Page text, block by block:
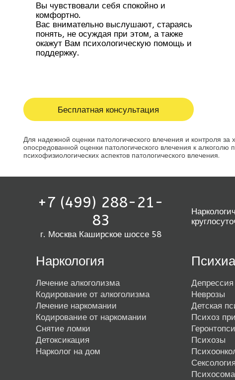
Вы чувствовали себя спокойно и
комфортно.
Вас внимательно выслушают, стараясь
понять, не осуждая при этом, а также
окажут Вам психологическую помощь и
поддержку.
Бесплатная консультация
Для надежной оценки патологического влечения и контроля
опосредованной оценки патологического влечения к
психофизиологических аспектов патологического влечения.
+7 (499) 288-21-
83
г. Москва Каширское шоссе 58
Наркология
Лечение алкоголизма
Кодирование от алкоголизма
Лечение наркомании
Кодирование от наркомании
Снятие ломки
Детоксикация
Нарколог на дом
Депрессия
Неврозы
Детская
Психоз
Психозы
Сексология